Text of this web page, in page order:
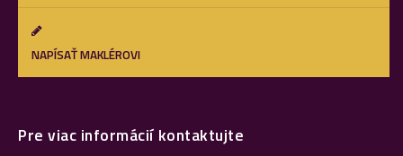
NAPÍSAŤ MAKLÉROVI
Pre viac informácií kontaktujte